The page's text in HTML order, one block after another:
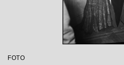
FOTO